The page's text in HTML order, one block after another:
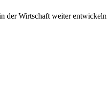
der Wirtschaft weiter entwickeln